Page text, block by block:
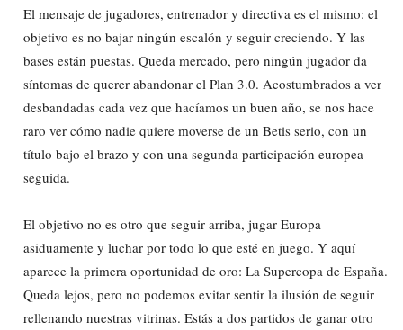
El mensaje de jugadores, entrenador y directiva es el mismo: el
objetivo es no bajar ningún escalón y seguir creciendo. Y las
bases están puestas. Queda mercado, pero ningún jugador da
síntomas de querer abandonar el Plan 3.0. Acostumbrados a ver
desbandadas cada vez que hacíamos un buen año, se nos hace
raro ver cómo nadie quiere moverse de un Betis serio, con un
título bajo el brazo y con una segunda participación europea
seguida.
El objetivo no es otro que seguir arriba, jugar Europa
asiduamente y luchar por todo lo que esté en juego. Y aquí
aparece la primera oportunidad de oro: La Supercopa de España.
Queda lejos, pero no podemos evitar sentir la ilusión de seguir
rellenando nuestras vitrinas. Estás a dos partidos de ganar otro